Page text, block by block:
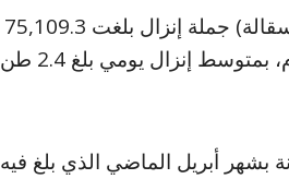
رصدت إدارة سوق بورتسودان المركزي للأسماك (السقالة) جملة إنزال بلغت 75,109.3
بشهر أبريل الماضي الذي بلغ فيه